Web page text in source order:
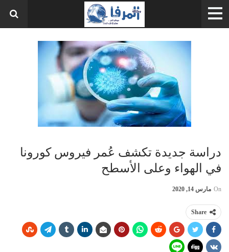
دراسة جديدة تكشف عُمر فيروس كورونا
في الهواء وعلى الأسطح
On مارس 14, 2020
Share